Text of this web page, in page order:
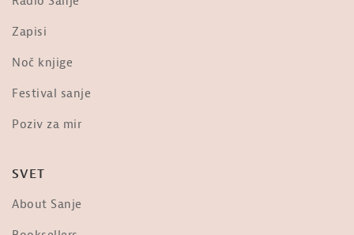
Zapisi
Noč knjige
Festival sanje
Poziv za mir
SVET
About Sanje